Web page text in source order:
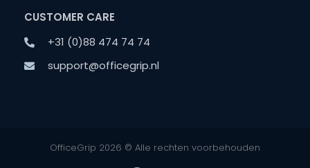
CUSTOMER CARE
+31 (0)88 474 74 74
support@officegrip.nl
OfficeGrip 2026 © Alle rechten voorbehouden